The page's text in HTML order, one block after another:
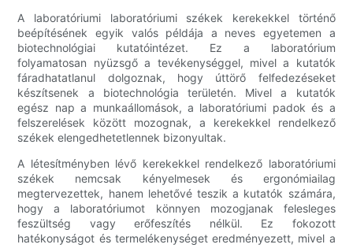
A laboratóriumi laboratóriumi székek kerekekkel történő
beépítésének egyik valós példája a neves egyetemen a
biotechnológiai kutatóintézet. Ez a laboratórium
folyamatosan nyüzsgő a tevékenységgel, mivel a kutatók
fáradhatatlanul dolgoznak, hogy úttörő felfedezéseket
készítsenek a biotechnológia területén. Mivel a kutatók
egész nap a munkaállomások, a laboratóriumi padok és a
felszerelések között mozognak, a kerekekkel rendelkező
székek elengedhetetlennek bizonyultak.
A létesítményben lévő kerekekkel rendelkező laboratóriumi
székek nemcsak kényelmesek és ergonómiailag
megtervezettek, hanem lehetővé teszik a kutatók számára,
hogy a laboratóriumot könnyen mozogjanak felesleges
feszültség vagy erőfeszítés nélkül. Ez fokozott
hatékonyságot és termelékenységet eredményezett, mivel a